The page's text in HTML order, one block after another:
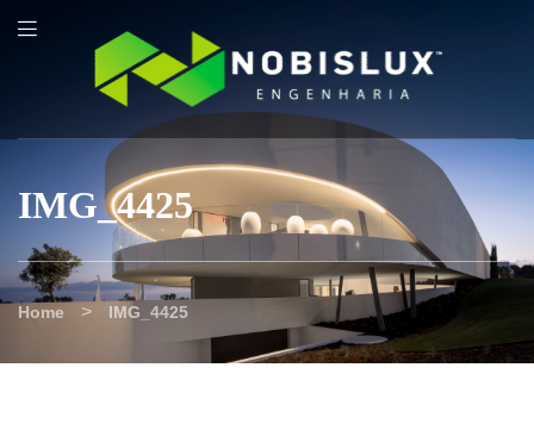
IMG_4425
Home > IMG_4425